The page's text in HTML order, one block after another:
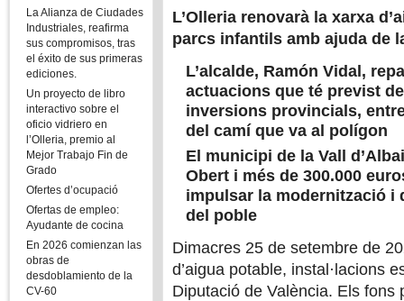
La Alianza de Ciudades
Industriales, reafirma
sus compromisos, tras
el éxito de sus primeras
ediciones.
Un proyecto de libro
interactivo sobre el
oficio vidriero en
l’Olleria, premio al
Mejor Trabajo Fin de
Grado
Ofertes d’ocupació
Ofertas de empleo:
Ayudante de cocina
En 2026 comienzan las
obras de
desdoblamiento de la
CV-60
L’Olleria renovarà la xarxa
parcs infantils amb ajuda de
L’alcalde, Ramón Vidal,
actuacions que té previst
inversions provincials,
del camí que va al polígon
El municipi de la Vall
Obert i més de 300.000
impulsar la modernització i
del poble
Dimacres 25 de setembre de
d’aigua potable, instal·lacions
Diputació de València. Els fons